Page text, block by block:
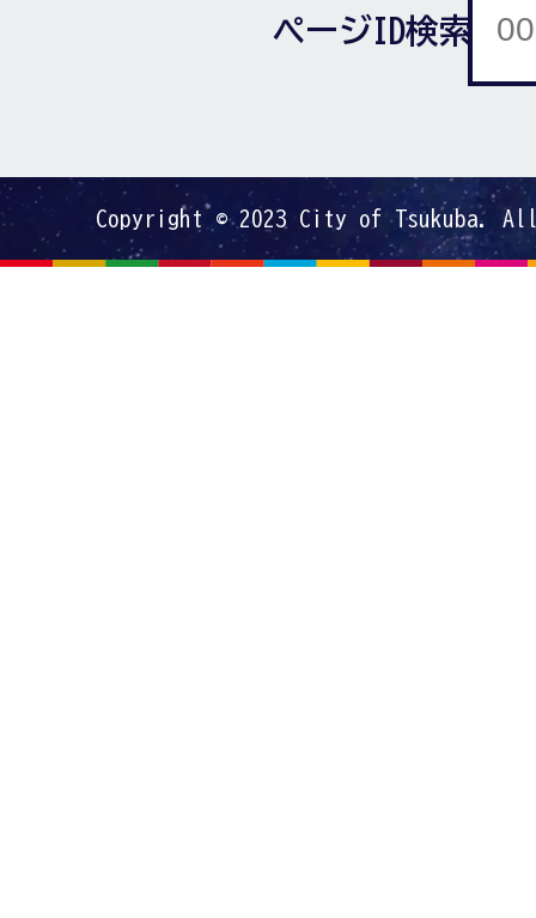
ページID検索
Copyright © 2023 City of Tsukuba.